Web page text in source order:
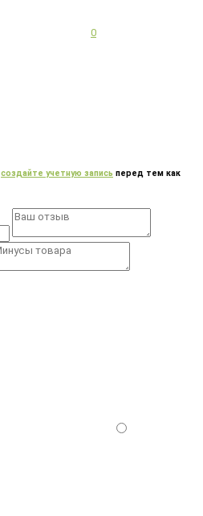
0
создайте учетную запись перед тем как